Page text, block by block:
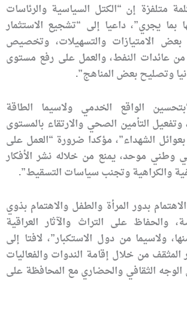
متلفزة إن “الكتل السياسية والرئاسات
بما يجري”، داعيا إلى “تشجيع الاستثمار
الامتيازات والتسهيلات، وتخصيص
عائدات النفط، والعمل على رفع مستوى
وتصليح بعض المناهج”.
الواقع الخدمي ولاسيما الطاقة
وتفعيل التأمين الصحي والارتقاء بالمستوى
الشهداء”، مؤكدا ضرورة “العمل على
وطني موحد، يمنع من خلاله نشر الأفكار
والكراهية وتجنب سياسات التسقيط”.
بدور المرأة والطفل والاهتمام بذوي
والحفاظ على التراث والآثار العراقية
ولاسيما من دول الاستكبار”، لافتا إلى
من خلال إقامة الندوات والفعاليات
الوجه الثقافي والحضاري مع المحافظة على